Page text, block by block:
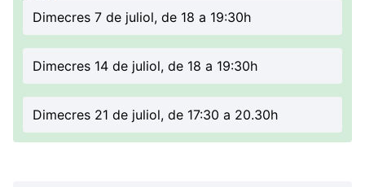
Dimecres 7 de juliol, de 18 a 19:30h
Dimecres 14 de juliol, de 18 a 19:30h
Dimecres 21 de juliol, de 17:30 a 20.30h